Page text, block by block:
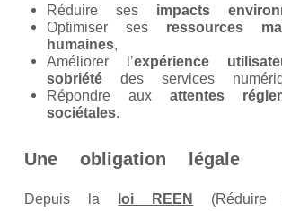
Réduire ses impacts
Optimiser ses ressources
humaines,
Améliorer l’expérience
sobriété des services
Répondre aux attentes
sociétales.
Une obligation légale
Depuis la loi REEN (Réduire